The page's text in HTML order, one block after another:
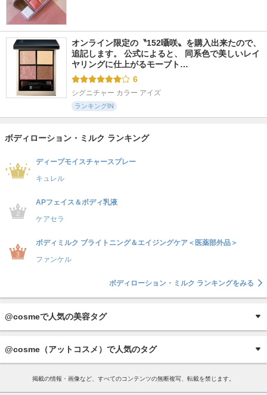
オンライン限定の〝152囁咲〟を購入出来たので、
追記します。 公式によると、 同系色で美しいレイ
ヤリングに仕上がるモーブト…
6
シグニチャー カラー アイズ
ランキングIN
ボディローション・ミルク ランキング
ディープモイスチャースプレー
キュレル
APフェイス＆ボディ乳液
ケアセラ
ボディミルク ブライトニング＆エイジングケア＜医薬部外品＞
ファンケル
ボディローション・ミルク ランキングをみる
@cosmeで人気の美容タグ
@cosme（アットコスメ）で人気のタグ
掲載の情報・画像など、すべてのコンテンツの無断複写、転載を禁じます。